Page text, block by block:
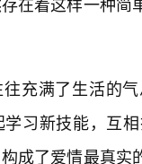
充满了生活的
习新技能，互
成了爱情最真